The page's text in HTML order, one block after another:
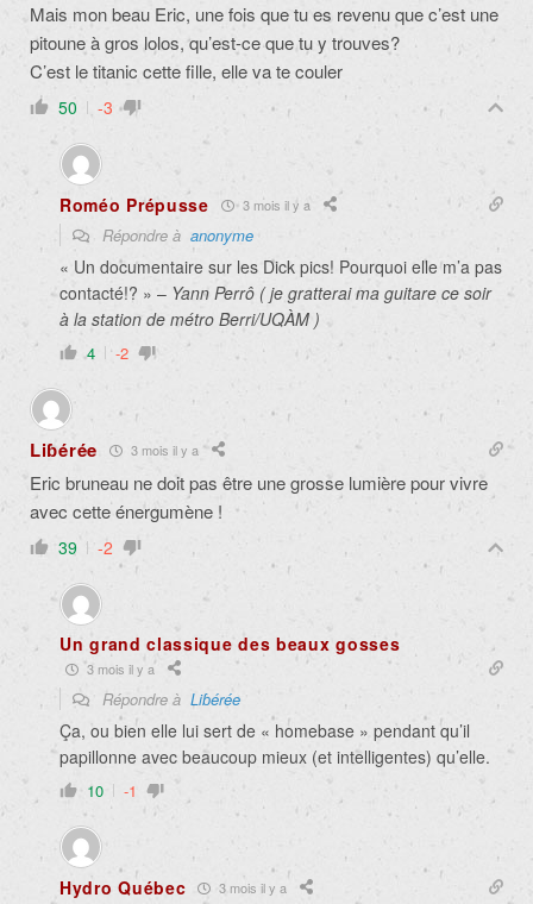
Mais mon beau Eric, une fois que tu es revenu que c’est une
pitoune à gros lolos, qu’est-ce que tu y trouves?
C’est le titanic cette fille, elle va te couler
50 -3
Roméo Prépusse 3 mois il y a
Répondre à anonyme
« Un documentaire sur les Dick pics! Pourquoi elle m’a pas
contacté!? » – Yann Perrô ( je gratterai ma guitare ce soir
à la station de métro Berri/UQÀM )
4 -2
Liɓérée 3 mois il y a
Eric bruneau ne doit pas être une grosse lumière pour vivre
avec cette énergumène !
39 -2
Un grand classique des beaux gosses
3 mois il y a
Répondre à Liɓérée
Ça, ou bien elle lui sert de « homebase » pendant qu’il
papillonne avec beaucoup mieux (et intelligentes) qu’elle.
10 -1
Hydro Québec 3 mois il y a